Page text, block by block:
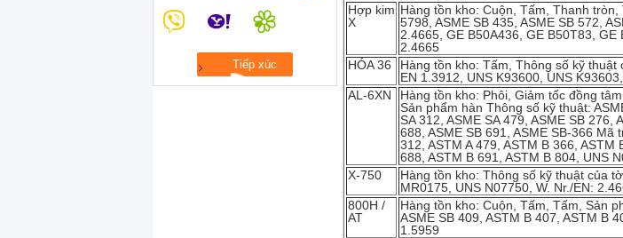
Hợp kim
X
Hàng tồn kho: Cuộn, Tấm, Thanh
5798, ASME SB 435, ASME SB 572,
2.4665, GE B50A436, GE B50T83,
2.4665
HÓA 36
Hàng tồn kho: Tấm, Thông số kỹ thuật
EN 1.3912, UNS K93600, UNS
AL-6XN
Hàng tồn kho: Phôi, Giảm tốc đồng
Sản phẩm hàn Thông số kỹ thuật:
SA 312, ASME SA 479, ASME SB 276,
688, ASME SB 691, ASME SB-366 Mã
312, ASTM A 479, ASTM B 366,
688, ASTM B 691, ASTM B 804, UNS
X-750
Hàng tồn kho: Thông số kỹ thuật của
MR0175, UNS N07750, W. Nr./EN:
800H /
AT
Hàng tồn kho: Cuộn, Tấm, Tấm, Sản
ASME SB 409, ASTM B 407, ASTM B
1.5959